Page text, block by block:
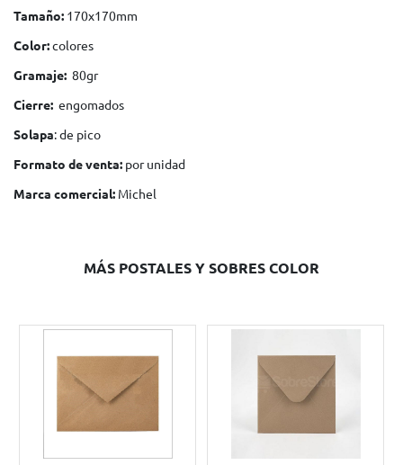
Tamaño: 170x170mm
Color:colores
Gramaje: 80gr
Cierre: engomados
Solapa: de pico
Formato de venta: por unidad
Marca comercial: Michel
MÁS POSTALES Y SOBRES COLOR